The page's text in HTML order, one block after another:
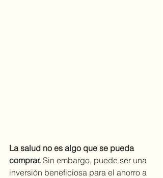
La salud no es algo que se pueda
comprar. Sin embargo, puede ser una
inversión beneficiosa para el ahorro a